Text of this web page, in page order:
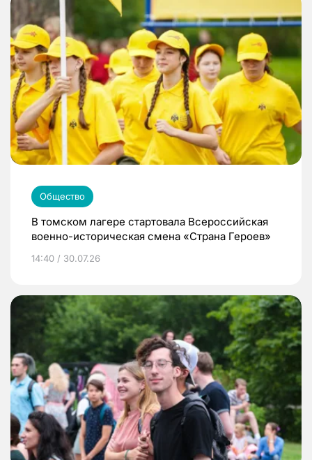
Общество
В томском лагере стартовала Всероссийская
военно-историческая смена «Страна Героев»
14:40 / 30.07.26